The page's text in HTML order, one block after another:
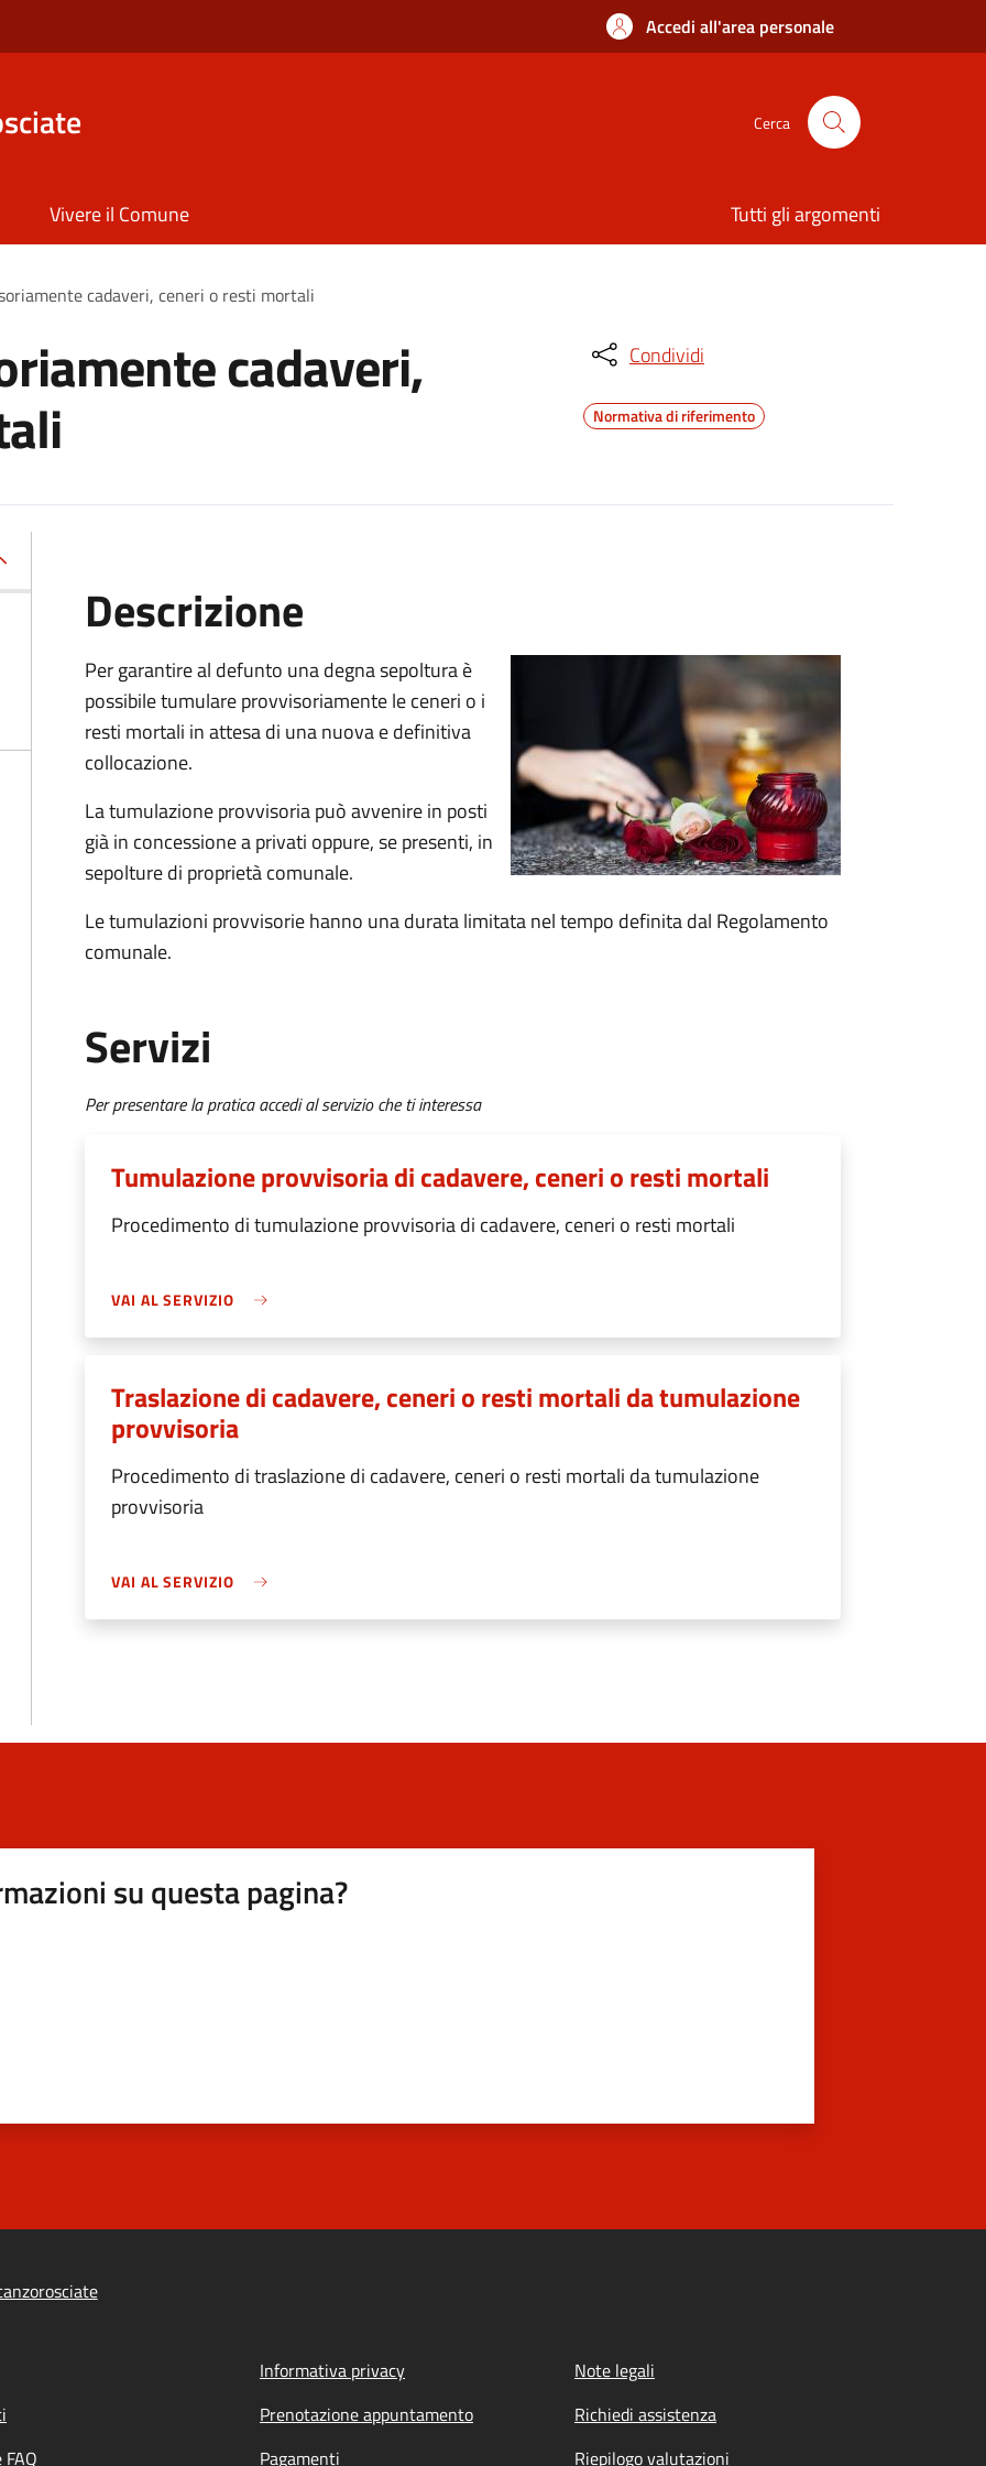
Accedi all'area personale
Cerca
Vivere il Comune Tutti gli argomenti
cadaveri, ceneri o resti mortali
cadaveri, Condividi
Normativa di riferimento
Descrizione
Per garantire al defunto una degna sepoltura è
possibile tumulare provvisoriamente le ceneri o i
resti mortali in attesa di una nuova e definitiva
collocazione.
La tumulazione provvisoria può avvenire in posti
già in concessione a privati oppure, se presenti, in
sepolture di proprietà comunale.
Le tumulazioni provvisorie hanno una durata limitata nel tempo definita dal Regolamento
comunale.
Servizi
Per presentare la pratica accedi al servizio che ti interessa
Tumulazione provvisoria di cadavere, ceneri o resti mortali
Procedimento di tumulazione provvisoria di cadavere, ceneri o resti mortali
VAI AL SERVIZIO
Traslazione di cadavere, ceneri o resti mortali da tumulazione
provvisoria
Procedimento di traslazione di cadavere, ceneri o resti mortali da tumulazione
provvisoria
VAI AL SERVIZIO
su questa pagina?
Informativa privacy
Note legali
Prenotazione appuntamento
Richiedi assistenza
Pagamenti Riepilogo valutazioni